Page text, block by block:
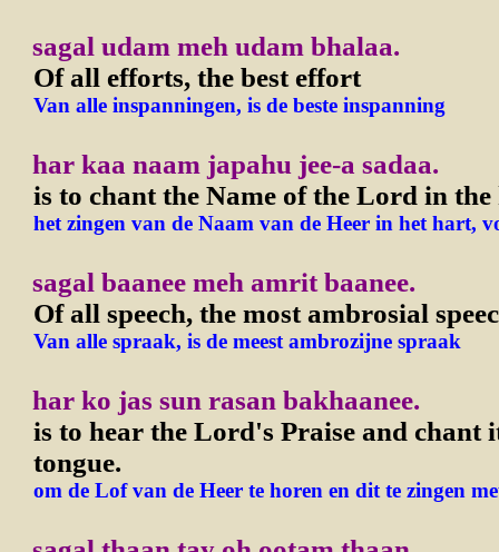
sagal udam meh udam bhalaa.
Of all efforts, the best effort
Van alle inspanningen, is de beste inspanning
har kaa naam japahu jee-a sadaa.
is to chant the Name of the Lord in
het zingen van de Naam van de Heer in het hart,
sagal baanee meh amrit baanee.
Of all speech, the most ambrosial
Van alle spraak, is de meest ambrozijne spraak
har ko jas sun rasan bakhaanee.
is to hear the Lord's Praise and chant
tongue.
om de Lof van de Heer te horen en dit te zingen